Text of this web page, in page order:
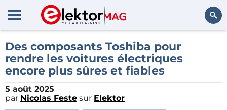
Des composants Toshiba pour
rendre les voitures électriques
encore plus sûres et fiables
5 août 2025
par Nicolas Feste sur Elektor